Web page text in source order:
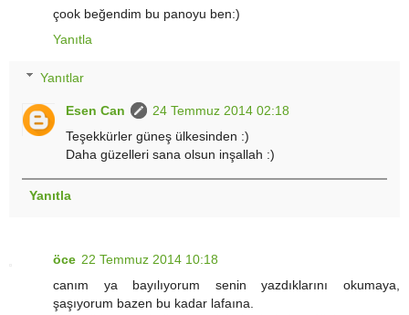
çook beğendim bu panoyu ben:)
Yanıtla
Yanıtlar
Esen Can
24 Temmuz 2014 02:18
Teşekkürler güneş ülkesinden :)
Daha güzelleri sana olsun inşallah :)
Yanıtla
öce 22 Temmuz 2014 10:18
canım ya bayılıyorum senin yazdıklarını okumaya,
şaşıyorum bazen bu kadar lafaına.